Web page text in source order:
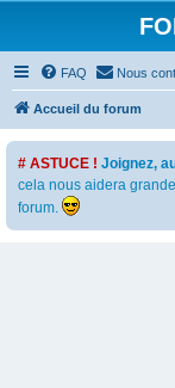
FAQ Nous
Accueil du forum
# ASTUCE ! Joignez,
cela nous aidera
forum.